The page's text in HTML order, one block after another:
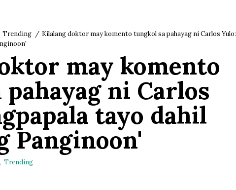
Trending / Kilalang doktor may komento tungkol sa pahayag ni Carlos Yulo:
may komento
ni Carlos
tayo dahil
Panginoon'
, Trending